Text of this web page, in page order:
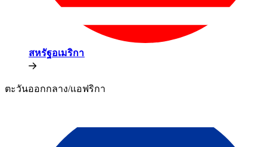
สหรัฐอเมริกา​​
ตะวันออกกลาง/แอฟริกา​​